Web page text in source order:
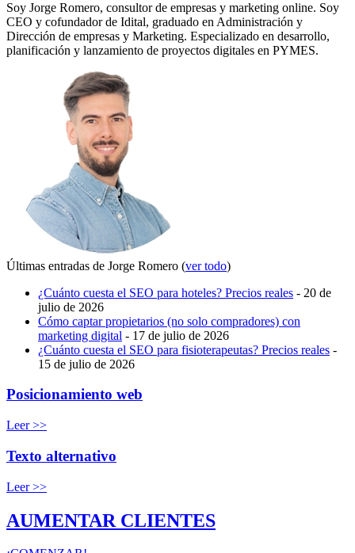
Soy Jorge Romero, consultor de empresas y marketing online. Soy
CEO y cofundador de Idital, graduado en Administración y
Dirección de empresas y Marketing. Especializado en desarrollo,
planificación y lanzamiento de proyectos digitales en PYMES.
Últimas entradas de Jorge Romero (ver todo)
¿Cuánto cuesta el SEO para hoteles? Precios reales - 20 de
julio de 2026
Cómo captar propietarios (no solo compradores) con
marketing digital - 17 de julio de 2026
¿Cuánto cuesta el SEO para fisioterapeutas? Precios reales -
15 de julio de 2026
Posicionamiento web
Leer >>
Texto alternativo
Leer >>
AUMENTAR CLIENTES